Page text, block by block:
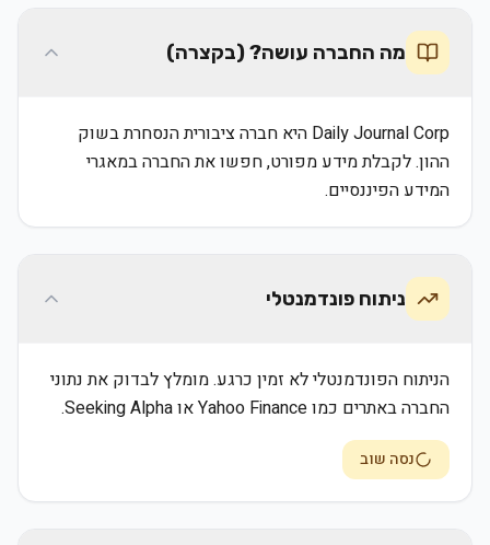
מה החברה עושה? (בקצרה)
Daily Journal Corp היא חברה ציבורית הנסחרת בשוק
ההון. לקבלת מידע מפורט, חפשו את החברה במאגרי
המידע הפיננסיים.
ניתוח פונדמנטלי
הניתוח הפונדמנטלי לא זמין כרגע. מומלץ לבדוק את נתוני
החברה באתרים כמו Yahoo Finance או Seeking Alpha.
נסה שוב